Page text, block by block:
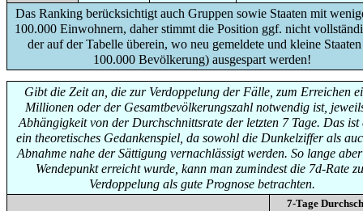
Das Ranking berücksichtigt auch Gruppen sowie Staaten mit
100.000 Einwohnern, daher stimmt die Position ggf. nicht
der auf der Tabelle überein, wo neu gemeldete und kleine
100.000 Bevölkerung) ausgespart werden!
Gibt die Zeit an, die zur Verdoppelung der Fälle, zum Erreichen
Millionen oder der Gesamtbevölkerungszahl notwendig ist,
Abhängigkeit von der Durchschnittsrate der letzten 7 Tage. Das ist
ein theoretisches Gedankenspiel, da sowohl die Dunkelziffer als
Abnahme nahe der Sättigung vernachlässigt werden. So lange
Wendepunkt erreicht wurde, kann man zumindest die 7d-Rate
Verdoppelung als gute Prognose betrachten.
7-Tage